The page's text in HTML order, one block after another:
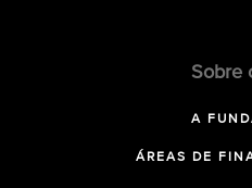
Sobre
A
ÁREAS DE